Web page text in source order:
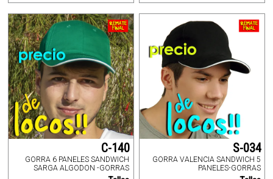
C-140
GORRA 6 PANELES SANDWICH
SARGA ALGODON -GORRAS
S-034
GORRA VALENCIA SANDWICH 5
PANELES-GORRAS